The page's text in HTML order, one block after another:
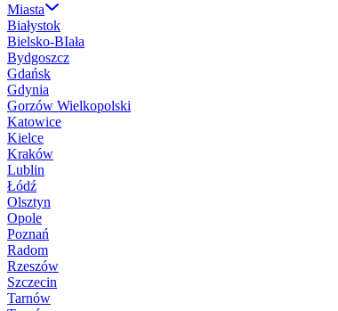
Miasta
Białystok
Bielsko-BIała
Bydgoszcz
Gdańsk
Gdynia
Gorzów Wielkopolski
Katowice
Kielce
Kraków
Lublin
Łódź
Olsztyn
Opole
Poznań
Radom
Rzeszów
Szczecin
Tarnów